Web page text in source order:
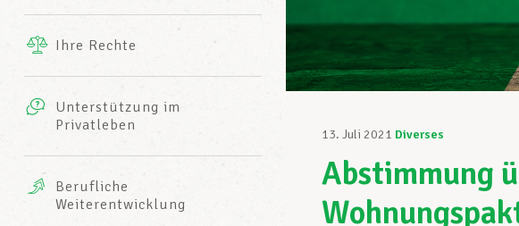
INFO-CENTER
des LCGBs
Ihre Rechte
Unterstützung im
Privatleben
Leistungen
Mutuelle
AXA
Berufliche
Weiterentwicklung
13. Juli 2021 Diverses
Abstimmung